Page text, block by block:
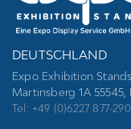
DEUTSCHLAND
Expo Exhibition
Martinsberg 1A 55545,
Tel: +49 (0)6227 877-290